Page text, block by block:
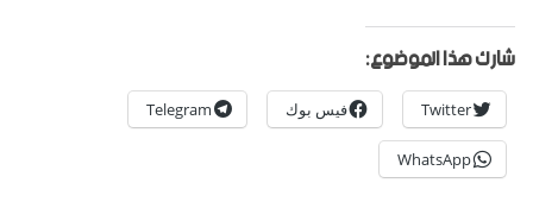
شارك هذا الموضوع:
Twitter فيس بوك Telegram
WhatsApp